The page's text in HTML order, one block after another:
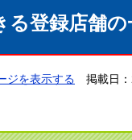
る登録店舗の
ジを表示する 掲載日